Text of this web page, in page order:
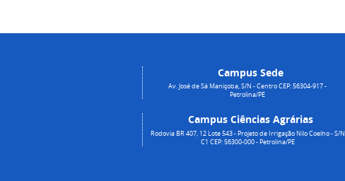
Campus Sede
Av. José de Sá Maniçoba, S/N - Centro CEP: 56304-917 -
Petrolina/PE
Campus Ciências Agrárias
Rodovia BR 407, 12 Lote 543 - Projeto de Irrigação Nilo Coelho - S/N
C1 CEP: 56300-000 - Petrolina/PE